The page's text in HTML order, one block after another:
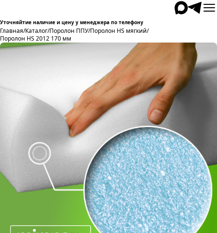
Уточняйтие наличие и цену у менеджера по телефону
Главная/Каталог/Поролон ППУ/Поролон HS мягкий/
Поролон HS 2012 170 мм